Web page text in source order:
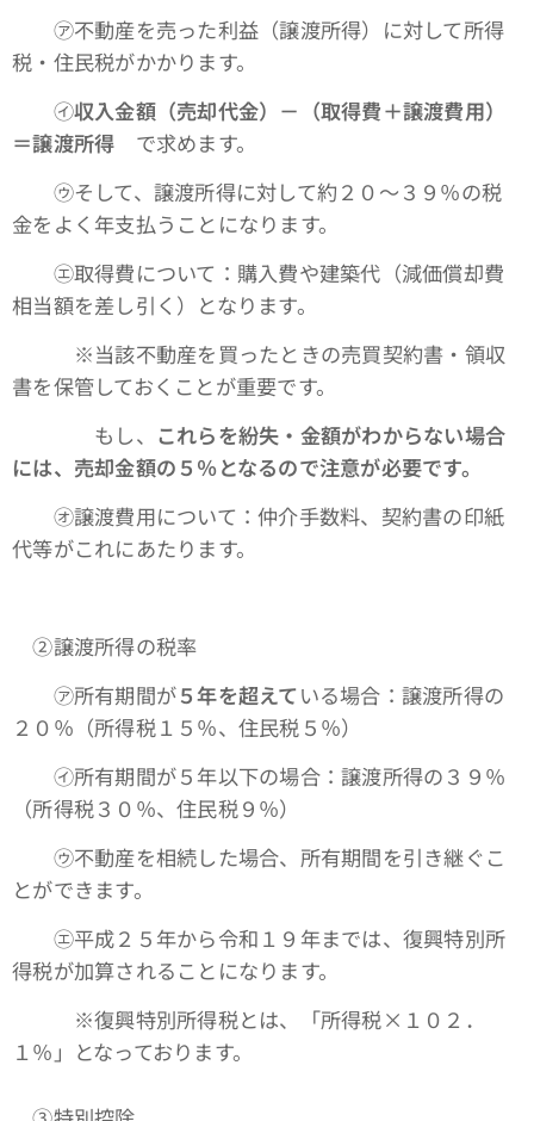
㋐不動産を売った利益（譲渡所得）に対して所得
税・住民税がかかります。
㋑収入金額（売却代金）－（取得費＋譲渡費用）
＝譲渡所得 で求めます。
㋒そして、譲渡所得に対して約２０～３９％の税
金をよく年支払うことになります。
㋓取得費について：購入費や建築代（減価償却費
相当額を差し引く）となります。
※当該不動産を買ったときの売買契約書・領収
書を保管しておくことが重要です。
もし、 これらを紛失・金額がわからない場合
には、売却金額の５％となるので注意が必要です。
㋔譲渡費用について：仲介手数料、契約書の印紙
代等がこれにあたります。
➁譲渡所得の税率
㋐所有期間が５年を超えている場合：譲渡所得の
２０％（所得税１５％、住民税５％）
㋑所有期間が５年以下の場合：譲渡所得の３９％
（所得税３０％、住民税９％）
㋒不動産を相続した場合、所有期間を引き継ぐこ
とができます。
㋓平成２５年から令和１９年までは、復興特別所
得税が加算されることになります。
※復興特別所得税とは、「所得税×１０２．
１％」となっております。